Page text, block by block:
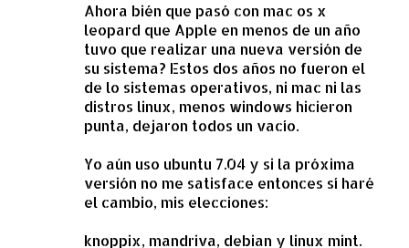
Ahora bién que pasó con mac os x
leopard que Apple en menos de un año
tuvo que realizar una nueva versión de
su sistema? Estos dos años no fueron el
de lo sistemas operativos, ni mac ni las
distros linux, menos windows hicieron
punta, dejaron todos un vacío.
Yo aún uso ubuntu 7.04 y si la próxima
versión no me satisface entonces sí haré
el cambio, mis elecciones:
knoppix, mandriva, debian y linux mint.